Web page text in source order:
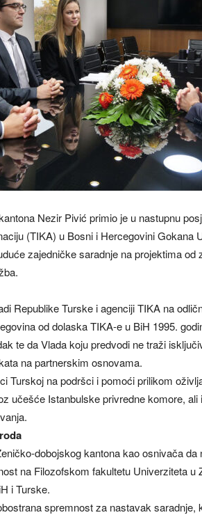
Nezir Pivić primio je u nastupnu
(TIKA) u Bosni i Hercegovini Gokana
zajedničke saradnje na projektima
Republike Turske i agenciji TIKA na
od dolaska TIKA-e u BiH 1995.
te da Vlada koju predvodi ne traži
na partnerskim osnovama.
Turskoj na podršci i pomoći prilikom
učešće Istanbulske privredne komore,
dobojskog kantona kao osnivača
na Filozofskom fakultetu Univerziteta u
i Turske.
spremnost za nastavak saradnje,